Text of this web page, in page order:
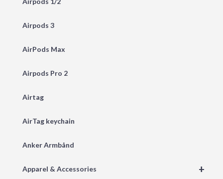
Airpods 3
AirPods Max
Airpods Pro 2
Airtag
AirTag keychain
Anker Armbånd
+
Apparel & Accessories